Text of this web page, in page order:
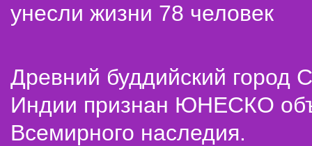
унесли жизни 78 человек
Древний буддийский город
Индии признан ЮНЕСКО
Всемирного наследия.